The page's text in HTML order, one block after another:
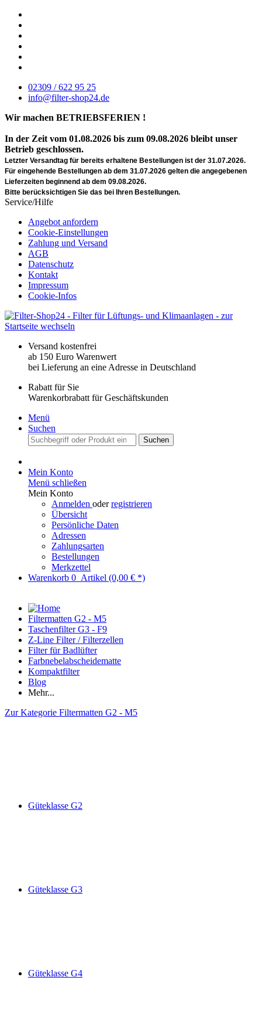
02309 / 622 95 25
info@filter-shop24.de
Wir machen BETRIEBSFERIEN !
In der Zeit vom 01.08.2026 bis zum 09.08.2026 bleibt unser
Betrieb geschlossen.
Letzter Versandtag für bereits erhaltene Bestellungen ist der 31.07.2026.
Für eingehende Bestellungen ab dem 31.07.2026 gelten die angegebenen
Lieferzeiten beginnend ab dem 09.08.2026.
Bitte berücksichtigen Sie das bei Ihren Bestellungen.
Service/Hilfe
Angebot anfordern
Cookie-Einstellungen
Zahlung und Versand
AGB
Datenschutz
Kontakt
Impressum
Cookie-Infos
Versand kostenfrei
ab 150 Euro Warenwert
bei Lieferung an eine Adresse in Deutschland
Rabatt für Sie
Warenkorbrabatt für Geschäftskunden
Menü
Suchen
Suchen
Mein Konto
Menü schließen
Mein Konto
Anmelden oderregistrieren
Übersicht
Persönliche Daten
Adressen
Zahlungsarten
Bestellungen
Merkzettel
Warenkorb 0 Artikel (0,00 € *)
Filtermatten G2 - M5
Taschenfilter G3 - F9
Z-Line Filter / Filterzellen
Filter für Badlüfter
Farbnebelabscheidematte
Kompaktfilter
Blog
Mehr...
Zur Kategorie Filtermatten G2 - M5
Güteklasse G2
Güteklasse G3
Güteklasse G4